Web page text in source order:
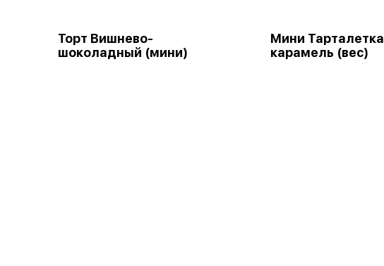
Торт Вишнево-
шоколадный (мини)
Мини Тарталетка
карамель (вес)